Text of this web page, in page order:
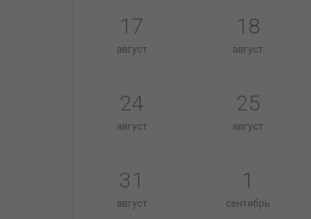
17
август
18
август
24
август
25
август
31
август
1
сентябрь